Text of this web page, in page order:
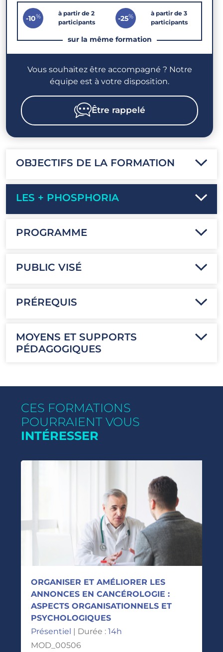
sur la même formation
-10%
à partir de 2
participants
-25%
à partir de 3
participants
Vous souhaitez être accompagné ? Notre
équipe est à votre disposition.
Être rappelé
OBJECTIFS DE LA FORMATION
LES + PHOSPHORIA
PROGRAMME
PUBLIC VISÉ
PRÉREQUIS
MOYENS ET SUPPORTS
PÉDAGOGIQUES
CES FORMATIONS
POURRAIENT VOUS
INTÉRESSER
ORGANISER ET AMÉLIORER LES
ANNONCES EN CANCÉROLOGIE :
ASPECTS ORGANISATIONNELS ET
PSYCHOLOGIQUES
Présentiel | Durée : 14h
MOD_00506